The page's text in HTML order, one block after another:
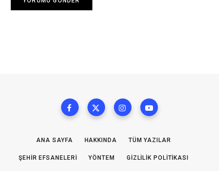
ANA SAYFA HAKKINDA TÜM YAZILAR
ŞEHIR EFSANELERI YÖNTEM GIZLILIK POLITIKASI